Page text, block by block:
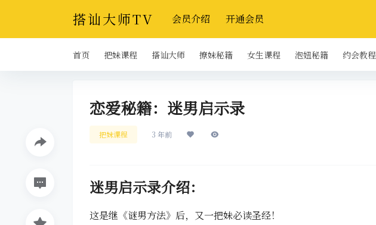
搭讪大师TV 会员介绍 开通会员
首页 把妹课程 搭讪大师 撩妹秘籍 女生课程 泡妞秘籍 约会教程
恋爱秘籍：迷男启示录
把妹课程 3 年前
迷男启示录介绍：
这是继《谜男方法》后，又一把妹必读圣经！